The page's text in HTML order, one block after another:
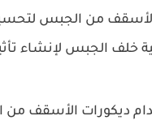
من الجبس
خلف الجبس لإنشاء
ديكورات الأسقف